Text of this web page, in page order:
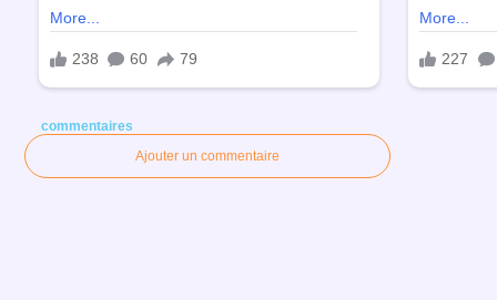
commentaires
Ajouter un commentaire